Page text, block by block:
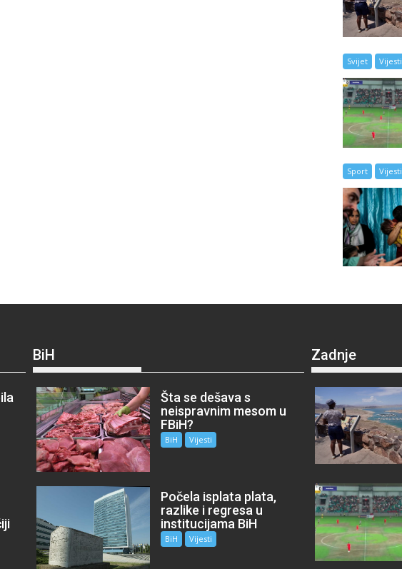
Svijet Vijesti
Sport Vijesti
BiH
Šta se dešava s
neispravnim mesom u
FBiH?
BiH Vijesti
Počela isplata plata,
razlike i regresa u
institucijama BiH
BiH Vijesti
Zadnje